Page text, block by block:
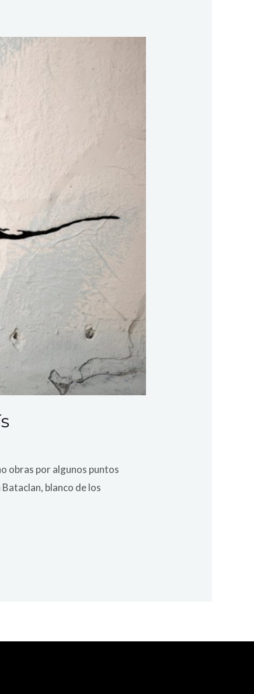
obras por algunos puntos
blanco de los